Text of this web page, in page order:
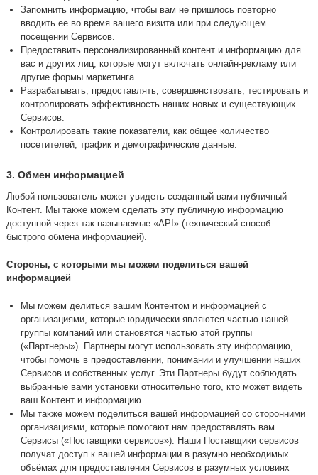
Запомнить информацию, чтобы вам не пришлось повторно
вводить ее во время вашего визита или при следующем
посещении Сервисов.
Предоставить персонализированный контент и информацию для
вас и других лиц, которые могут включать онлайн-рекламу или
другие формы маркетинга.
Разрабатывать, предоставлять, совершенствовать, тестировать и
контролировать эффективность наших новых и существующих
Сервисов.
Контролировать такие показатели, как общее количество
посетителей, трафик и демографические данные.
3. Обмен информацией
Любой пользователь может увидеть созданный вами публичный
Контент. Мы также можем сделать эту публичную информацию
доступной через так называемые «API» (технический способ
быстрого обмена информацией).
Стороны, с которыми мы можем поделиться вашей
информацией
Мы можем делиться вашим Контентом и информацией с
организациями, которые юридически являются частью нашей
группы компаний или становятся частью этой группы
(«Партнеры»). Партнеры могут использовать эту информацию,
чтобы помочь в предоставлении, понимании и улучшении наших
Сервисов и собственных услуг. Эти Партнеры будут соблюдать
выбранные вами установки относительно того, кто может видеть
ваш Контент и информацию.
Мы также можем поделиться вашей информацией со сторонними
организациями, которые помогают нам предоставлять вам
Сервисы («Поставщики сервисов»). Наши Поставщики сервисов
получат доступ к вашей информации в разумно необходимых
объёмах для предоставления Сервисов в разумных условиях